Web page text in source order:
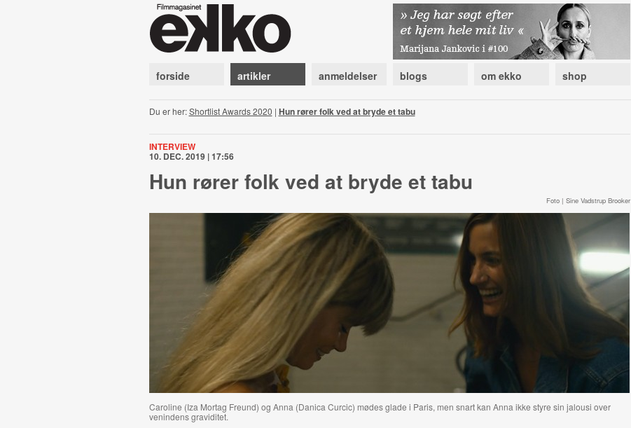
forside artikler anmeldelser blogs om ekko shop
Du er her:Shortlist Awards 2020 | Hun rører folk ved at bryde et tabu
INTERVIEW
10. DEC. 2019 | 17:56
Hun rører folk ved at bryde et tabu
Foto | Sine Vadstrup Brooker
Caroline (Iza Mortag Freund) og Anna (Danica Curcic) mødes glade i Paris, men snart kan Anna ikke styre sin jalousi over
venindens graviditet.